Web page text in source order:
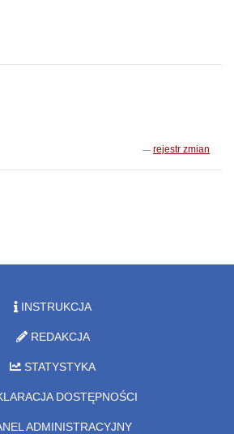
rejestr zmian
INSTRUKCJA
REDAKCJA
STATYSTYKA
DOSTĘPNOŚCI
ADMINISTRACYJNY